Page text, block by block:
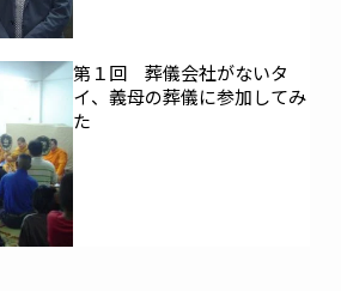
第１回 葬儀会社がないタ
イ、義母の葬儀に参加してみ
た